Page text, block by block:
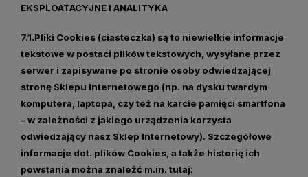
EKSPLOATACYJNE I ANALITYKA
7.1.Pliki Cookies (ciasteczka) są to niewielkie informacje
tekstowe w postaci plików tekstowych, wysyłane przez
serwer i zapisywane po stronie osoby odwiedzającej
stronę Sklepu Internetowego (np. na dysku twardym
komputera, laptopa, czy też na karcie pamięci smartfona
– w zależności z jakiego urządzenia korzysta
odwiedzający nasz Sklep Internetowy). Szczegółowe
informacje dot. plików Cookies, a także historię ich
powstania można znaleźć m.in. tutaj: